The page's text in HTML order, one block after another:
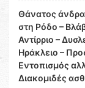
Θάνατος άνδρα
στη Ρόδο –
Αντίρριο –
Ηράκλειο –
Εντοπισμός
Διακομιδές